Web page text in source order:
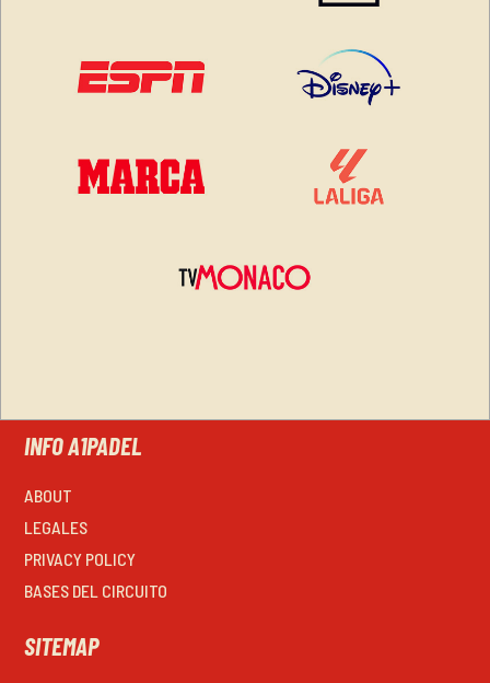
INFO A1PADEL
ABOUT
LEGALES
PRIVACY POLICY
BASES DEL CIRCUITO
SITEMAP